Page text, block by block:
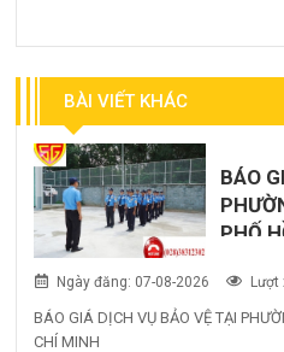
BÀI VIẾT KHÁC
BÁO
PHỐ
Ngày đăng: 07-08-2026 Lượt
BÁO GIÁ DỊCH VỤ BẢO VỆ TẠI
CHÍ MINH